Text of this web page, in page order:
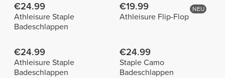
€24.99
Athleisure Staple
Badeschlappen
NEU
€19.99
Athleisure Flip-Flop
€24.99
Athleisure Staple
Badeschlappen
€24.99
Staple Camo
Badeschlappen